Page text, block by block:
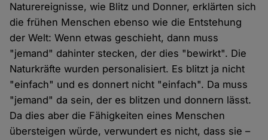
Naturereignisse, wie Blitz und Donner, erklärten sich
die frühen Menschen ebenso wie die Entstehung
der Welt: Wenn etwas geschieht, dann muss
"jemand" dahinter stecken, der dies "bewirkt". Die
Naturkräfte wurden personalisiert. Es blitzt ja nicht
"einfach" und es donnert nicht "einfach". Da muss
"jemand" da sein, der es blitzen und donnern lässt.
Da dies aber die Fähigkeiten eines Menschen
übersteigen würde, verwundert es nicht, dass sie –